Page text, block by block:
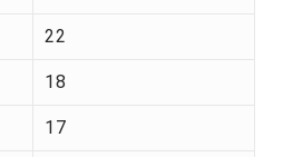
22
18
17